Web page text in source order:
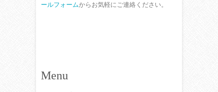
ールフォームからお気軽にご連絡ください。
Menu